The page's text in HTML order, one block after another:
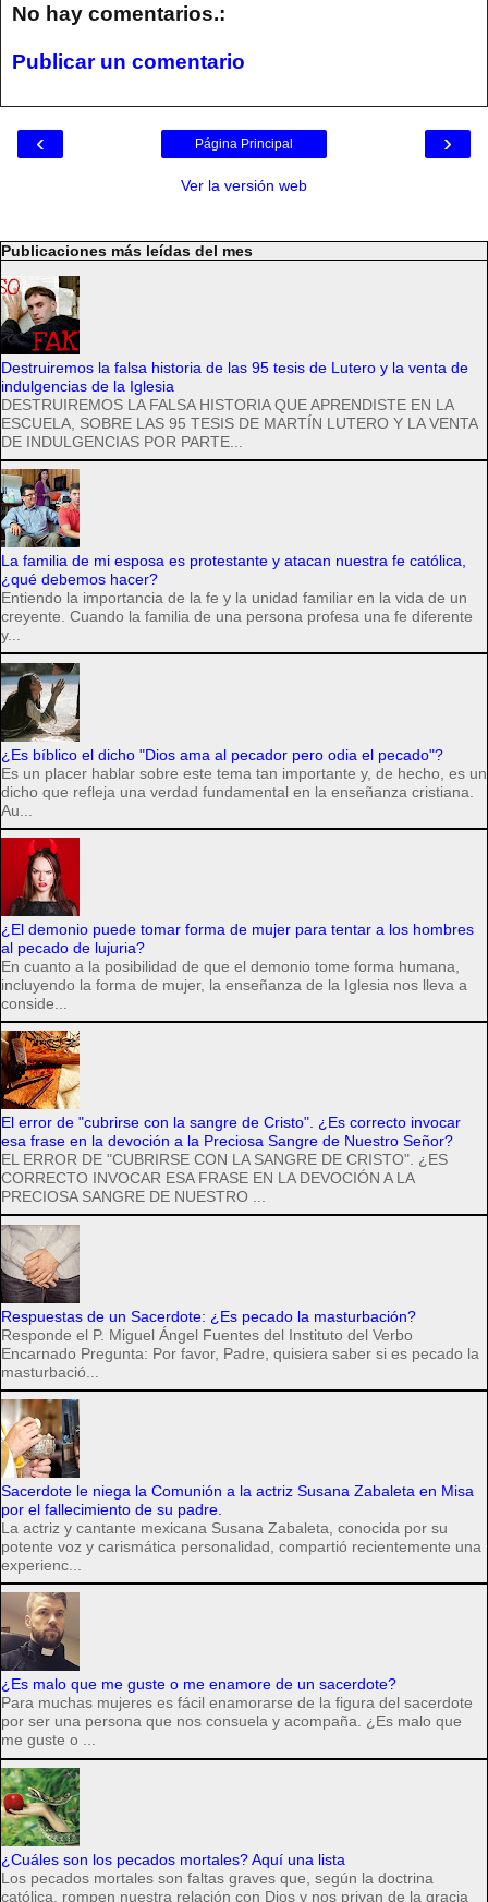
No hay comentarios.:
Publicar un comentario
‹ ›
Página Principal
Ver la versión web
Publicaciones más leídas del mes
Destruiremos la falsa historia de las 95 tesis de Lutero y la venta de
indulgencias de la Iglesia
DESTRUIREMOS LA FALSA HISTORIA QUE APRENDISTE EN LA
ESCUELA, SOBRE LAS 95 TESIS DE MARTÍN LUTERO Y LA VENTA
DE INDULGENCIAS POR PARTE...
La familia de mi esposa es protestante y atacan nuestra fe católica,
¿qué debemos hacer?
Entiendo la importancia de la fe y la unidad familiar en la vida de un
creyente. Cuando la familia de una persona profesa una fe diferente
y...
¿Es bíblico el dicho "Dios ama al pecador pero odia el pecado"?
Es un placer hablar sobre este tema tan importante y, de hecho, es un
dicho que refleja una verdad fundamental en la enseñanza cristiana.
Au...
¿El demonio puede tomar forma de mujer para tentar a los hombres
al pecado de lujuria?
En cuanto a la posibilidad de que el demonio tome forma humana,
incluyendo la forma de mujer, la enseñanza de la Iglesia nos lleva a
conside...
El error de "cubrirse con la sangre de Cristo". ¿Es correcto invocar
esa frase en la devoción a la Preciosa Sangre de Nuestro Señor?
EL ERROR DE "CUBRIRSE CON LA SANGRE DE CRISTO". ¿ES
CORRECTO INVOCAR ESA FRASE EN LA DEVOCIÓN A LA
PRECIOSA SANGRE DE NUESTRO ...
Respuestas de un Sacerdote: ¿Es pecado la masturbación?
Responde el P. Miguel Ángel Fuentes del Instituto del Verbo
Encarnado Pregunta: Por favor, Padre, quisiera saber si es pecado la
masturbació...
Sacerdote le niega la Comunión a la actriz Susana Zabaleta en Misa
por el fallecimiento de su padre.
La actriz y cantante mexicana Susana Zabaleta, conocida por su
potente voz y carismática personalidad, compartió recientemente una
experienc...
¿Es malo que me guste o me enamore de un sacerdote?
Para muchas mujeres es fácil enamorarse de la figura del sacerdote
por ser una persona que nos consuela y acompaña. ¿Es malo que
me guste o ...
¿Cuáles son los pecados mortales? Aquí una lista
Los pecados mortales son faltas graves que, según la doctrina
católica, rompen nuestra relación con Dios y nos privan de la gracia